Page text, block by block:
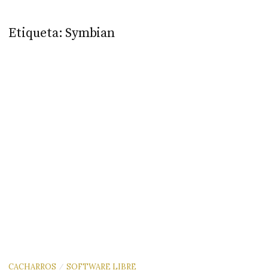
Etiqueta: Symbian
CACHARROS / SOFTWARE LIBRE